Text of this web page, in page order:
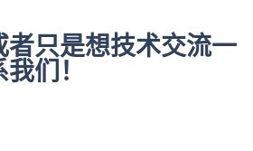
者只是想技术交流一
们！